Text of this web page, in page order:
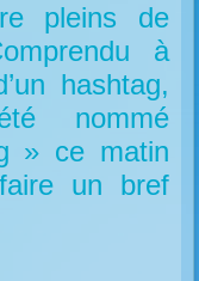
pleins de
à
hashtag,
nommé
» ce matin
un bref